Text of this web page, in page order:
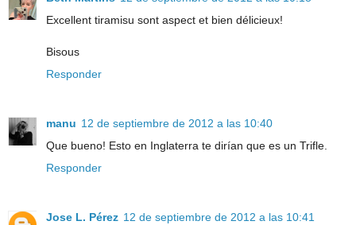
Excellent tiramisu sont aspect et bien délicieux!
Bisous
Responder
manu 12 de septiembre de 2012 a las 10:40
Que bueno! Esto en Inglaterra te dirían que es un Trifle.
Responder
Jose L. Pérez 12 de septiembre de 2012 a las 10:41